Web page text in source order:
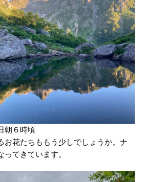
朝６時頃
お花たちももう少しでしょうか。ナ
てきています。